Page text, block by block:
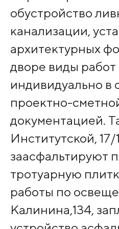
обустройство
канализации,
архитектурных
дворе виды
индивидуально в
проектно-
документацией.
Институтской, 17/
заасфальтируют
тротуарную
работы по
Калинина,134,